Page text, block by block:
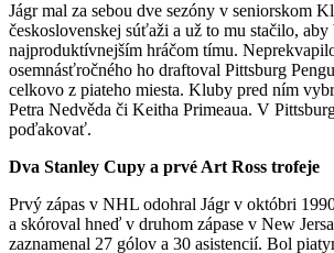
Jágr mal za sebou dve sezóny v seniorskom
československej súťaži a už to mu stačilo, aby
najproduktívnejším hráčom tímu.
osemnásťročného ho draftoval Pittsburg
celkovo z piateho miesta. Kluby pred ním
Petra Nedvěda či Keitha Primeaua. V
poďakovať.
Dva Stanley Cupy a prvé Art Ross trofeje
Prvý zápas v NHL odohral Jágr v októbri
a skóroval hneď v druhom zápase v New
zaznamenal 27 gólov a 30 asistencií. Bol